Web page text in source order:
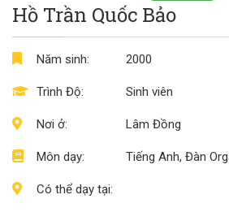
Hồ Trần Quốc Bảo
Năm sinh:
Trình Độ:
Nơi ở:
Môn dạy:
Có thể dạy tại:
2000
Sinh viên
Lâm Đồng
Tiếng Anh, Đàn